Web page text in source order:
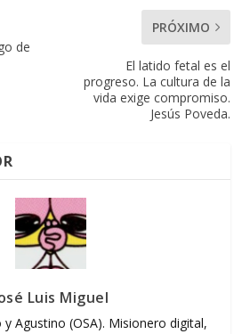
de
PRÓXIMO
El latido fetal es el
progreso. La cultura de la
vida exige compromiso.
Jesús Poveda.
Luis Miguel
Agustino (OSA). Misionero digital,